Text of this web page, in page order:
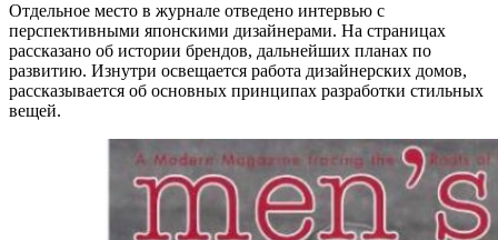
Отдельное место в журнале отведено интервью с
перспективными японскими дизайнерами. На страницах
рассказано об истории брендов, дальнейших планах по
развитию. Изнутри освещается работа дизайнерских домов,
рассказывается об основных принципах разработки стильных
вещей.